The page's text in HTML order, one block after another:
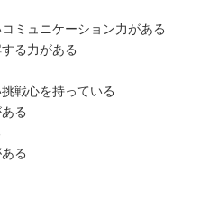
ミュニケーション力がある
る力がある
戦心を持っている
る
る